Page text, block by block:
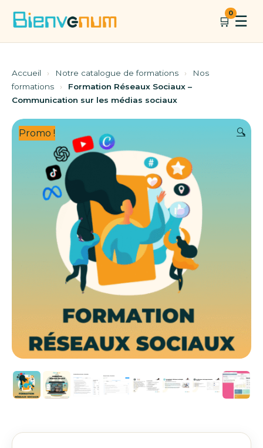
🛒
0
☰
Accueil › Notre catalogue de formations ›
Nos
formations
›
Formation Réseaux Sociaux –
Communication sur les médias sociaux
Promo ! 🔍